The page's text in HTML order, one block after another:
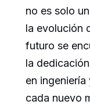
no es solo
la evolución
futuro se
la
en
cada nuevo